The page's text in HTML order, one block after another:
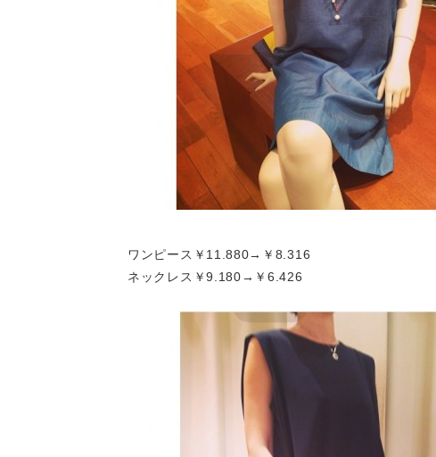
ワンピース￥11.880→￥8.316
ネックレス￥9.180→￥6.426